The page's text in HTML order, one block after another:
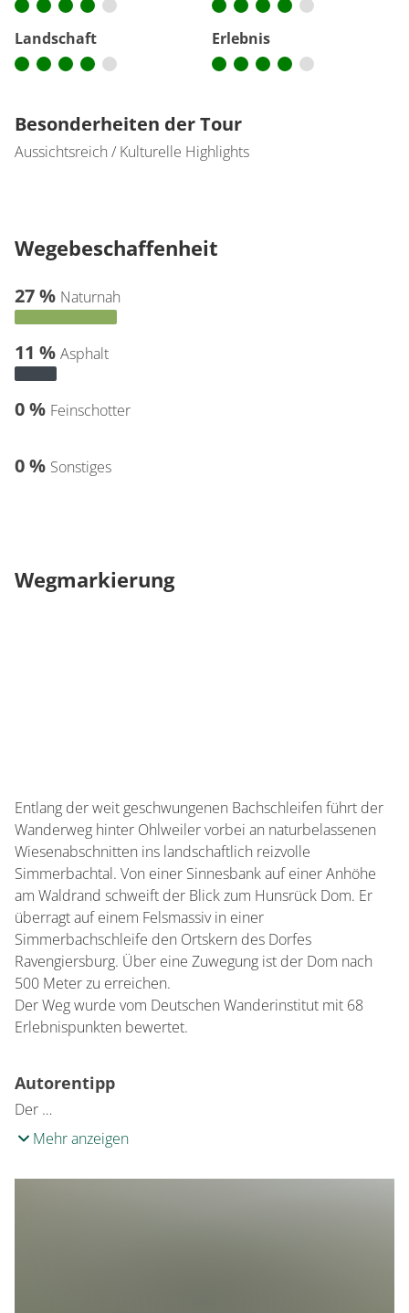
Landschaft Erlebnis
Besonderheiten der Tour
Aussichtsreich / Kulturelle Highlights
Wegebeschaffenheit
27 % Naturnah
11 % Asphalt
0 % Feinschotter
0 % Sonstiges
Wegmarkierung
Entlang der weit geschwungenen Bachschleifen führt der
Wanderweg hinter Ohlweiler vorbei an naturbelassenen
Wiesenabschnitten ins landschaftlich reizvolle
Simmerbachtal. Von einer Sinnesbank auf einer Anhöhe
am Waldrand schweift der Blick zum Hunsrück Dom. Er
überragt auf einem Felsmassiv in einer
Simmerbachschleife den Ortskern des Dorfes
Ravengiersburg. Über eine Zuwegung ist der Dom nach
500 Meter zu erreichen.
Der Weg wurde vom Deutschen Wanderinstitut mit 68
Erlebnispunkten bewertet.
Autorentipp
Der …
Mehr anzeigen